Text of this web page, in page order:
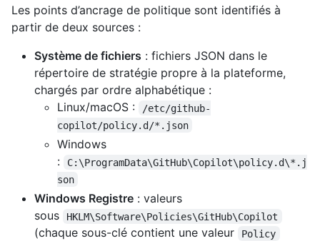
Les points d’ancrage de politique sont identifiés à
partir de deux sources :
Système de fichiers : fichiers JSON dans le
répertoire de stratégie propre à la plateforme,
chargés par ordre alphabétique :
Linux/macOS :
/etc/github-
copilot/policy.d/*.json
Windows
:
C:\ProgramData\GitHub\Copilot\policy.d\*.j
son
Windows Registre : valeurs
sous
HKLM\Software\Policies\GitHub\Copilot
(chaque sous-clé contient une valeur Policy